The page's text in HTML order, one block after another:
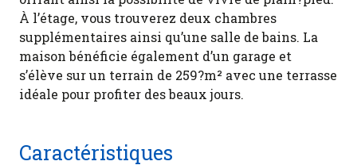
À l’étage, vous trouverez deux chambres
supplémentaires ainsi qu’une salle de bains. La
maison bénéficie également d’un garage et
s’élève sur un terrain de 259?m² avec une terrasse
idéale pour profiter des beaux jours.
Caractéristiques